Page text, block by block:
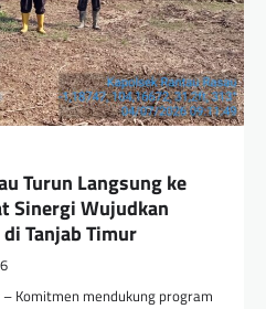
Turun Langsung ke
Sinergi Wujudkan
Tanjab Timur
– Komitmen mendukung program